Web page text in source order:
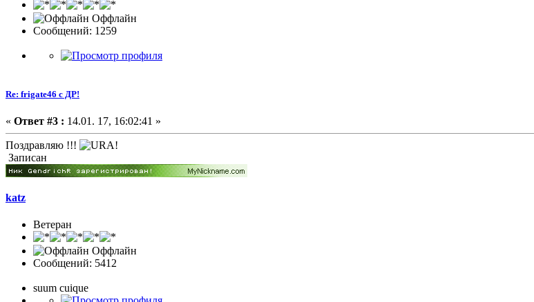
Оффлайн
Сообщений: 1259
Re: frigate46 с ДР!
« Ответ #3 : 14.01. 17, 16:02:41 »
Поздравляю !!!
Записан
katz
Ветеран
Оффлайн
Сообщений: 5412
suum cuique